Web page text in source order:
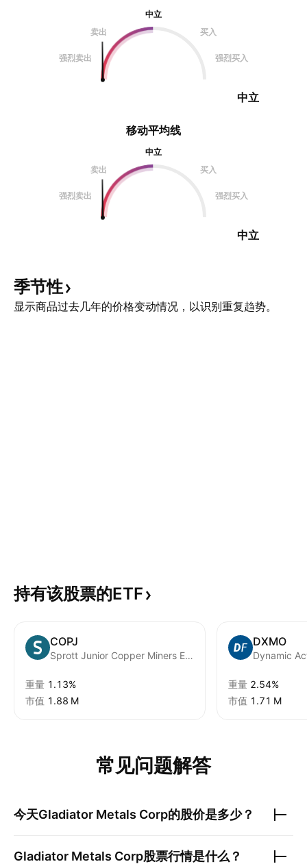
中立
卖出
买入
强烈卖出 强烈买入
中立
移动平均线
中立
卖出
买入
强烈卖出 强烈买入
中立
季节性
显示商品过去几年的价格变动情况，以识别重复趋势。
持有该股票的ETF
COPJ
Sprott Junior Copper Miners ETF
重量 1.13%
市值 ‪1.88 M‬
DXMO
重量 2.54%
市值 ‪1.71 M‬
常见问题解答
今天Gladiator Metals Corp的股价是多少？
Gladiator Metals Corp股票行情是什么？